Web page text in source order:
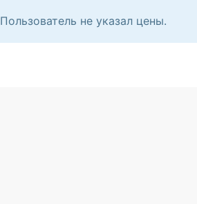
Пользователь не указал цены.